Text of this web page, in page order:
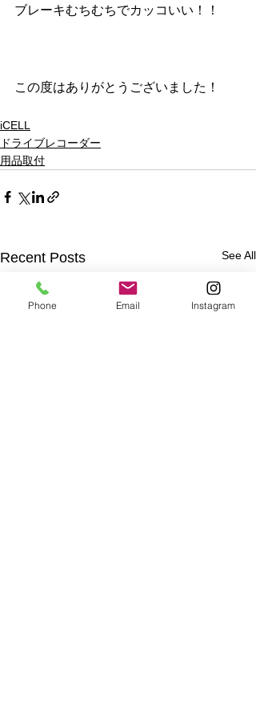
ブレーキむちむちでカッコいい！！
この度はありがとうございました！
iCELL
ドライブレコーダー
用品取付
Recent Posts See All
Phone Email Instagram